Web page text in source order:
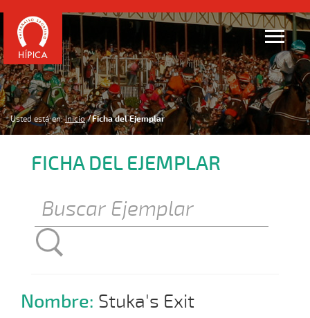
Usted está en: Inicio Ficha del Ejemplar
FICHA DEL EJEMPLAR
Nombre: Stuka's Exit